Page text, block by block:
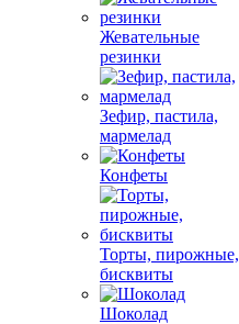
Жевательные
резинки
Зефир, пастила,
мармелад
Конфеты
Торты, пирожные,
бисквиты
Шоколад